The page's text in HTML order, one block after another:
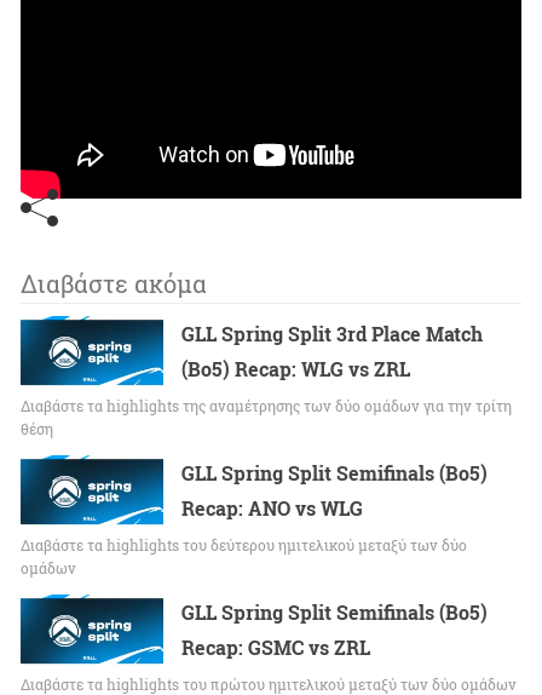
Διαβάστε ακόμα
GLL Spring Split 3rd Place Match
(Bo5) Recap: WLG vs ZRL
Διαβάστε τα highlights της αναμέτρησης των δύο ομάδων για την τρίτη
θέση
GLL Spring Split Semifinals (Bo5)
Recap: ANO vs WLG
Διαβάστε τα highlights του δεύτερου ημιτελικού μεταξύ των δύο
ομάδων
GLL Spring Split Semifinals (Bo5)
Recap: GSMC vs ZRL
Διαβάστε τα highlights του πρώτου ημιτελικού μεταξύ των δύο ομάδων